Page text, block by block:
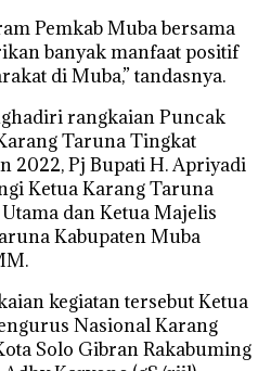
Pemkab Muba bersama
banyak manfaat positif
di Muba,” tandasnya.
rangkaian Puncak
Taruna Tingkat
2022, Pj Bupati H. Apriyadi
Ketua Karang Taruna
dan Ketua Majelis
Kabupaten Muba
kegiatan tersebut Ketua
Nasional Karang
Solo Gibran Rakabuming